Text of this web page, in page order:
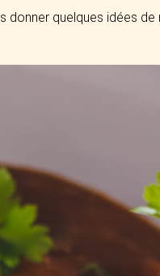
donner quelques idées